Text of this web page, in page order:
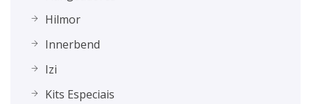
Hilmor
Innerbend
Izi
Kits Especiais